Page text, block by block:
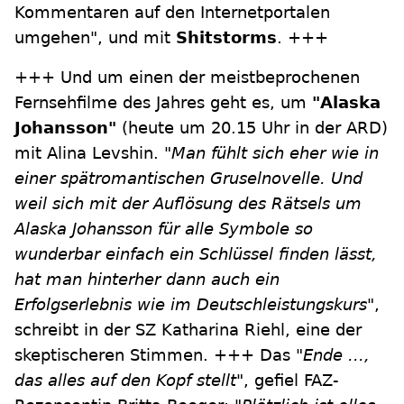
Kommentaren auf den Internetportalen
umgehen", und mit Shitstorms. +++
+++ Und um einen der meistbeprochenen
Fernsehfilme des Jahres geht es, um "Alaska
Johansson" (heute um 20.15 Uhr in der ARD)
mit Alina Levshin. "Man fühlt sich eher wie in
einer spätromantischen Gruselnovelle. Und
weil sich mit der Auflösung des Rätsels um
Alaska Johansson für alle Symbole so
wunderbar einfach ein Schlüssel finden lässt,
hat man hinterher dann auch ein
Erfolgserlebnis wie im Deutschleistungskurs",
schreibt in der SZ Katharina Riehl, eine der
skeptischeren Stimmen. +++ Das "Ende ...,
das alles auf den Kopf stellt", gefiel FAZ-